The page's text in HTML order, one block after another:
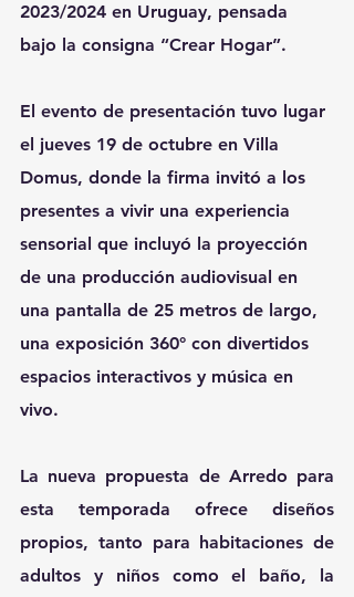
2023/2024 en Uruguay, pensada
bajo la consigna “Crear Hogar”.
El evento de presentación tuvo lugar
el jueves 19 de octubre en Villa
Domus, donde la firma invitó a los
presentes a vivir una experiencia
sensorial que incluyó la proyección
de una producción audiovisual en
una pantalla de 25 metros de largo,
una exposición 360° con divertidos
espacios interactivos y música en
vivo.
La nueva propuesta de Arredo para
esta temporada ofrece diseños
propios, tanto para habitaciones de
adultos y niños como el baño, la